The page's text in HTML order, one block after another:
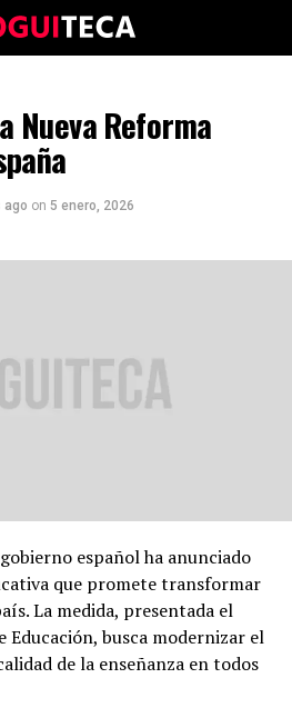
Nueva Reforma
ago on 5 enero, 2026
español ha anunciado
que promete transformar
La medida, presentada el
busca modernizar el
de la enseñanza en todos